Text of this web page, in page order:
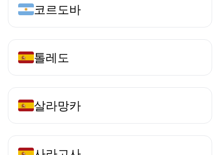
코르도바
톨레도
살라망카